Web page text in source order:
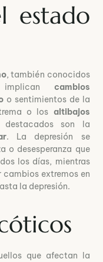
estado
, también conocidos
cambios
o sentimientos de la
o los altibajos
son la
. La depresión se
o desesperanza que
los días, mientras
extremos en
la depresión.
que afectan la